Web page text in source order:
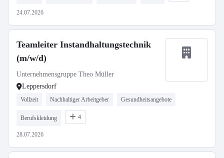
24.07.2026
Teamleiter Instandhaltungstechnik
(m/w/d)
Unternehmensgruppe Theo Müller
Leppersdorf
Vollzeit Nachhaltiger Arbeitgeber Gesundheitsangebote
Berufskleidung 4
28.07.2026